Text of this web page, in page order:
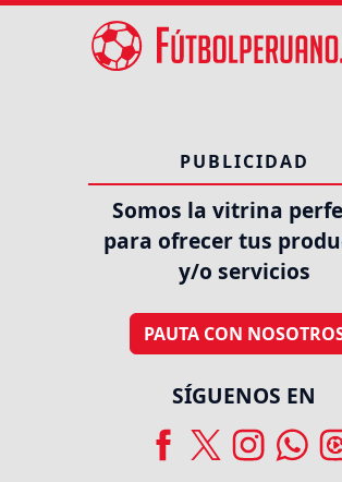
PUBLICIDAD
Somos la vitrina
para ofrecer tus
y/o servicios
PAUTA CON
SÍGUENOS EN